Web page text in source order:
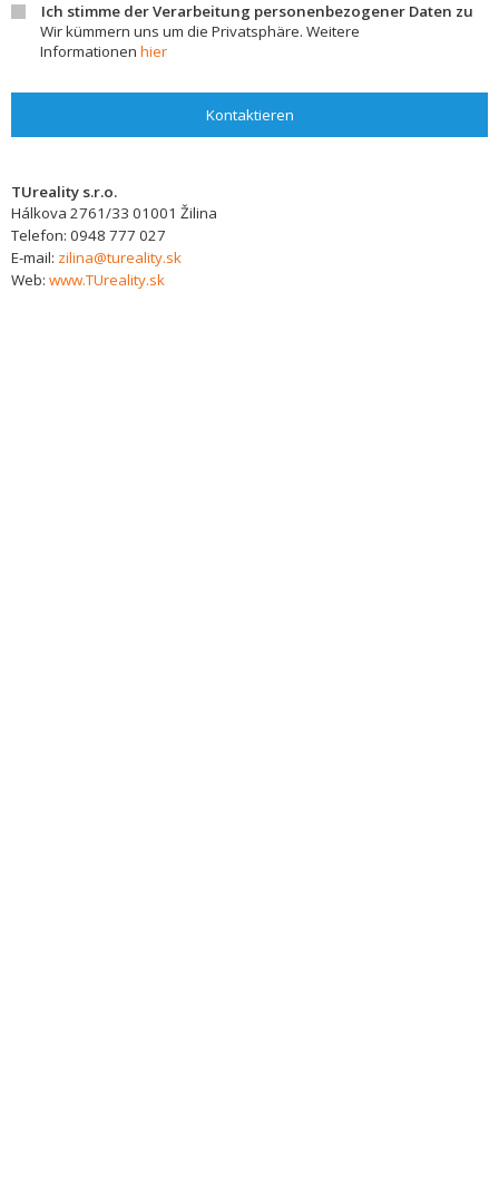
Ich stimme der Verarbeitung personenbezogener Daten zu
Wir kümmern uns um die Privatsphäre. Weitere
Informationen hier
Kontaktieren
TUreality s.r.o.
Hálkova 2761/33 01001 Žilina
Telefon: 0948 777 027
E-mail: zilina@tureality.sk
Web: www.TUreality.sk